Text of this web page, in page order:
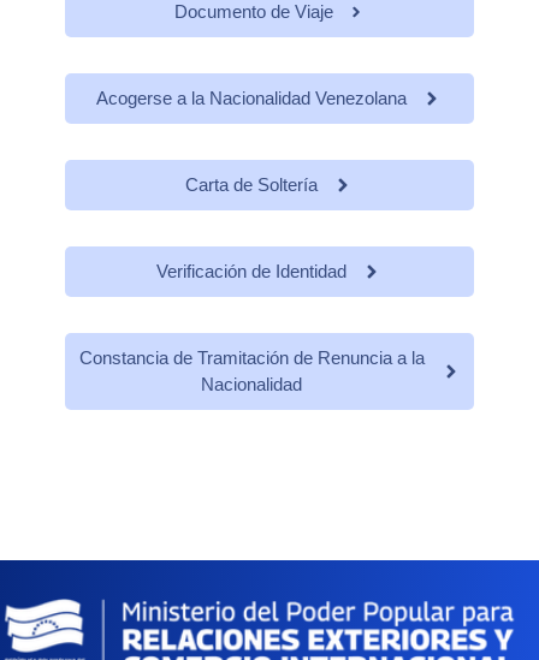
Documento de Viaje
Acogerse a la Nacionalidad Venezolana
Carta de Soltería
Verificación de Identidad
Constancia de Tramitación de Renuncia a la
Nacionalidad